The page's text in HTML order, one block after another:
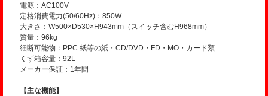
電源：AC100V
定格消費電力(50/60Hz)：850W
大きさ：W500×D530×H943mm（スイッチ含むH968mm）
質量：96kg
細断可能物：PPC 紙等の紙・CD/DVD・FD・MO・カード類
くず箱容量：92L
メーカー保証：1年間
【主な機能】